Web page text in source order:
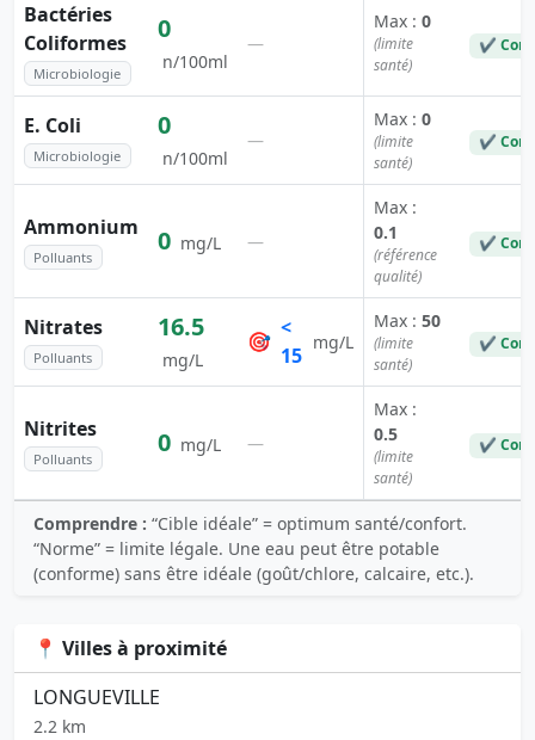
Bactéries
Coliformes
Microbiologie
0
n/100ml
—
Max : 0
(limite
santé)
✔
E. Coli
Microbiologie
0
n/100ml
—
Max : 0
(limite
santé)
✔
Ammonium
Polluants
0 mg/L —
Max :
0.1
(référence
qualité)
✔
Nitrates
Polluants
16.5
mg/L
🎯
<
15
mg/L
Max : 50
(limite
santé)
✔
Nitrites
Polluants
0 mg/L —
Max :
0.5
(limite
santé)
✔
Comprendre : “Cible idéale” = optimum santé/confort.
“Norme” = limite légale. Une eau peut être potable
(conforme) sans être idéale (goût/chlore, calcaire, etc.).
📍 Villes à proximité
LONGUEVILLE
2.2 km